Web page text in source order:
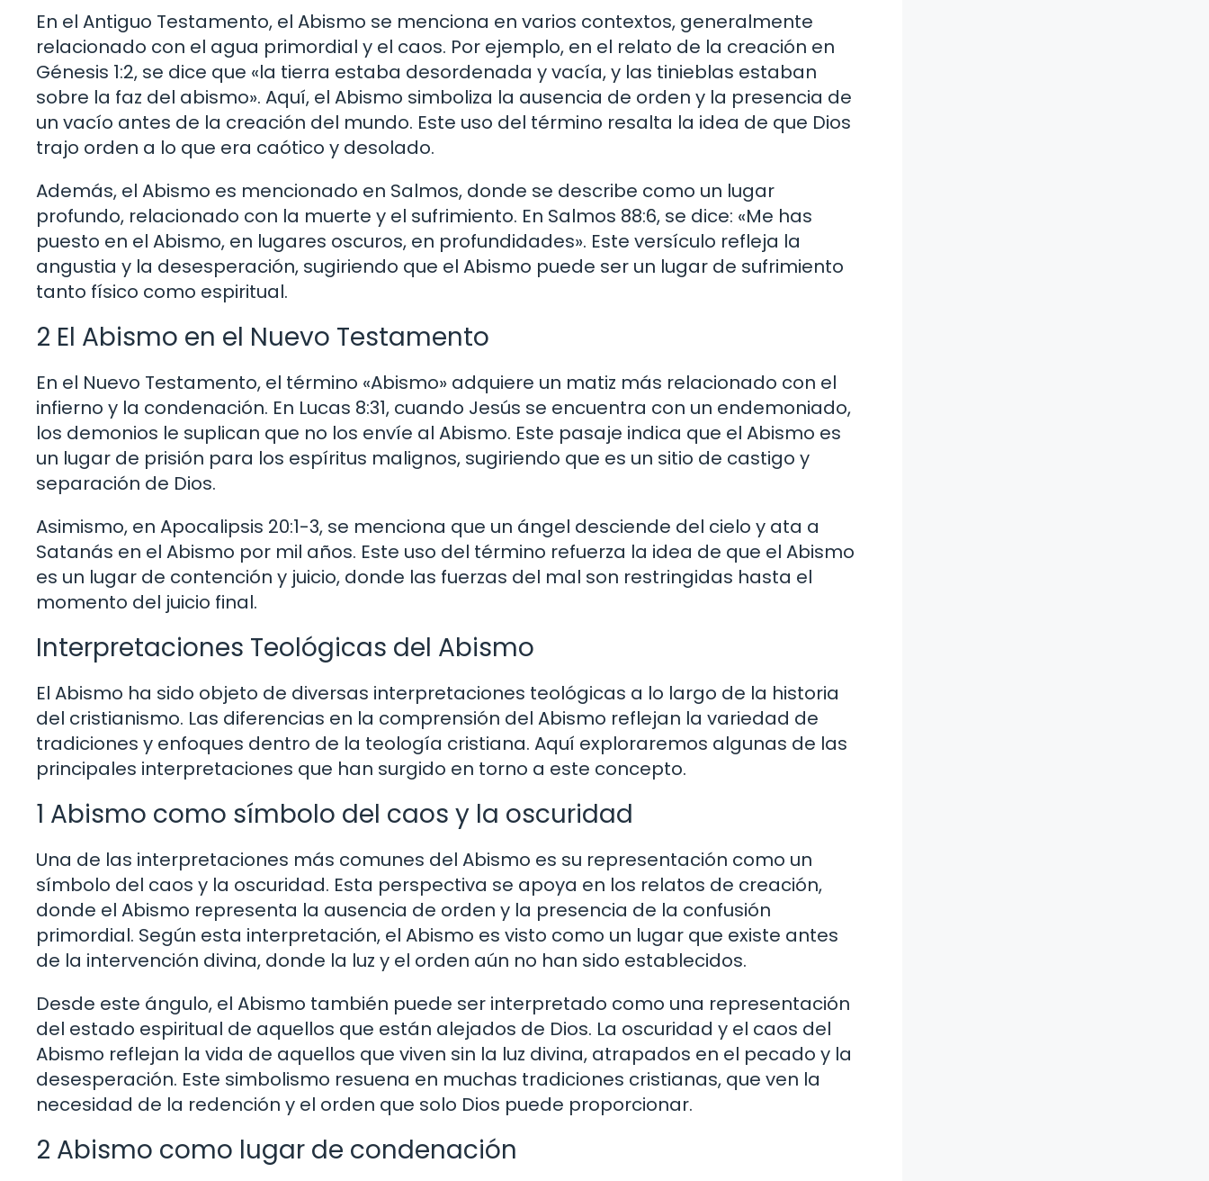
En el Antiguo Testamento, el Abismo se menciona en varios contextos, generalmente
relacionado con el agua primordial y el caos. Por ejemplo, en el relato de la creación en
Génesis 1:2, se dice que «la tierra estaba desordenada y vacía, y las tinieblas estaban
sobre la faz del abismo». Aquí, el Abismo simboliza la ausencia de orden y la presencia de
un vacío antes de la creación del mundo. Este uso del término resalta la idea de que Dios
trajo orden a lo que era caótico y desolado.
Además, el Abismo es mencionado en Salmos, donde se describe como un lugar
profundo, relacionado con la muerte y el sufrimiento. En Salmos 88:6, se dice: «Me has
puesto en el Abismo, en lugares oscuros, en profundidades». Este versículo refleja la
angustia y la desesperación, sugiriendo que el Abismo puede ser un lugar de sufrimiento
tanto físico como espiritual.
2 El Abismo en el Nuevo Testamento
En el Nuevo Testamento, el término «Abismo» adquiere un matiz más relacionado con el
infierno y la condenación. En Lucas 8:31, cuando Jesús se encuentra con un endemoniado,
los demonios le suplican que no los envíe al Abismo. Este pasaje indica que el Abismo es
un lugar de prisión para los espíritus malignos, sugiriendo que es un sitio de castigo y
separación de Dios.
Asimismo, en Apocalipsis 20:1-3, se menciona que un ángel desciende del cielo y ata a
Satanás en el Abismo por mil años. Este uso del término refuerza la idea de que el Abismo
es un lugar de contención y juicio, donde las fuerzas del mal son restringidas hasta el
momento del juicio final.
Interpretaciones Teológicas del Abismo
El Abismo ha sido objeto de diversas interpretaciones teológicas a lo largo de la historia
del cristianismo. Las diferencias en la comprensión del Abismo reflejan la variedad de
tradiciones y enfoques dentro de la teología cristiana. Aquí exploraremos algunas de las
principales interpretaciones que han surgido en torno a este concepto.
1 Abismo como símbolo del caos y la oscuridad
Una de las interpretaciones más comunes del Abismo es su representación como un
símbolo del caos y la oscuridad. Esta perspectiva se apoya en los relatos de creación,
donde el Abismo representa la ausencia de orden y la presencia de la confusión
primordial. Según esta interpretación, el Abismo es visto como un lugar que existe antes
de la intervención divina, donde la luz y el orden aún no han sido establecidos.
Desde este ángulo, el Abismo también puede ser interpretado como una representación
del estado espiritual de aquellos que están alejados de Dios. La oscuridad y el caos del
Abismo reflejan la vida de aquellos que viven sin la luz divina, atrapados en el pecado y la
desesperación. Este simbolismo resuena en muchas tradiciones cristianas, que ven la
necesidad de la redención y el orden que solo Dios puede proporcionar.
2 Abismo como lugar de condenación